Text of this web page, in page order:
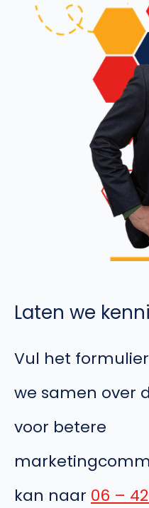
Laten we
Vul het
we samen over
voor betere
kan naar 06 –